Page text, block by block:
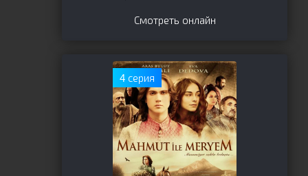
Смотреть онлайн
4 серия